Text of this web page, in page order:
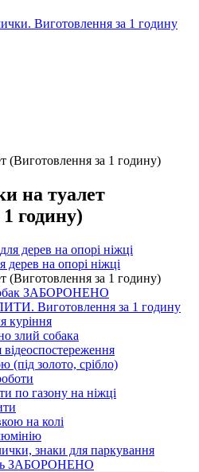
Виготовлення за 1 годину
(Виготовлення за 1 годину)
на туалет
годину)
дерев на опорі ніжці
(Виготовлення за 1 годину)
ЗАБОРОНЕНО
Виготовлення за 1 годину
куріння
злий собака
(під золото, срібло)
по газону на ніжці
на колі
знаки для паркування
ЗАБОРОНЕНО